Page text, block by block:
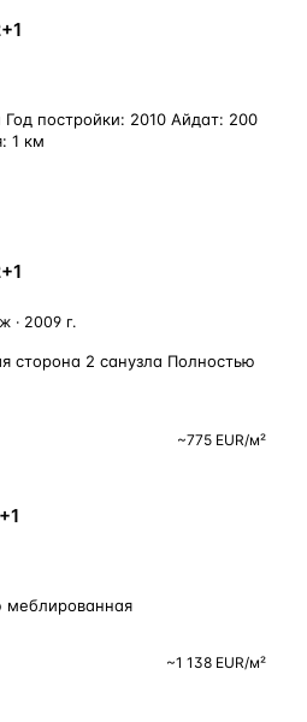
постройки: 2010 Айдат: 200
1 км
· 2009 г.
сторона 2 санузла Полностью
~775 EUR/м²
меблированная
~1 138 EUR/м²